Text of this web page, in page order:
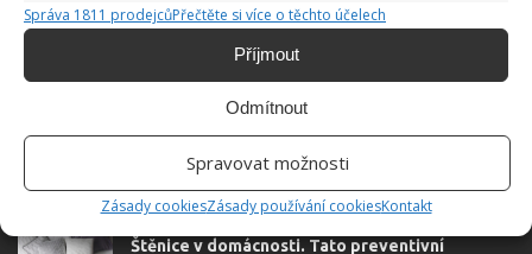
Správa 1811 prodejcůPřečtěte si více o těchto účelech
Příjmout
Odmítnout
Spravovat možnosti
Zásady cookiesZásady používání cookiesKontakt
autorovi]
SOUVISEJÍCÍ ČLÁNKY
Štěnice v domácnosti. Tato preventivní